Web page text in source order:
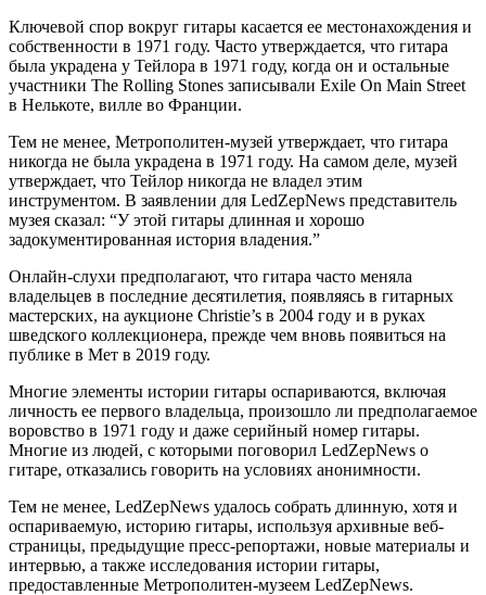
Ключевой спор вокруг гитары касается ее местонахождения и
собственности в 1971 году. Часто утверждается, что гитара
была украдена у Тейлора в 1971 году, когда он и остальные
участники The Rolling Stones записывали Exile On Main Street
в Нелькоте, вилле во Франции.
Тем не менее, Метрополитен-музей утверждает, что гитара
никогда не была украдена в 1971 году. На самом деле, музей
утверждает, что Тейлор никогда не владел этим
инструментом. В заявлении для LedZepNews представитель
музея сказал: “У этой гитары длинная и хорошо
задокументированная история владения.”
Онлайн-слухи предполагают, что гитара часто меняла
владельцев в последние десятилетия, появляясь в гитарных
мастерских, на аукционе Christie’s в 2004 году и в руках
шведского коллекционера, прежде чем вновь появиться на
публике в Мет в 2019 году.
Многие элементы истории гитары оспариваются, включая
личность ее первого владельца, произошло ли предполагаемое
воровство в 1971 году и даже серийный номер гитары.
Многие из людей, с которыми поговорил LedZepNews о
гитаре, отказались говорить на условиях анонимности.
Тем не менее, LedZepNews удалось собрать длинную, хотя и
оспариваемую, историю гитары, используя архивные веб-
страницы, предыдущие пресс-репортажи, новые материалы и
интервью, а также исследования истории гитары,
предоставленные Метрополитен-музеем LedZepNews.